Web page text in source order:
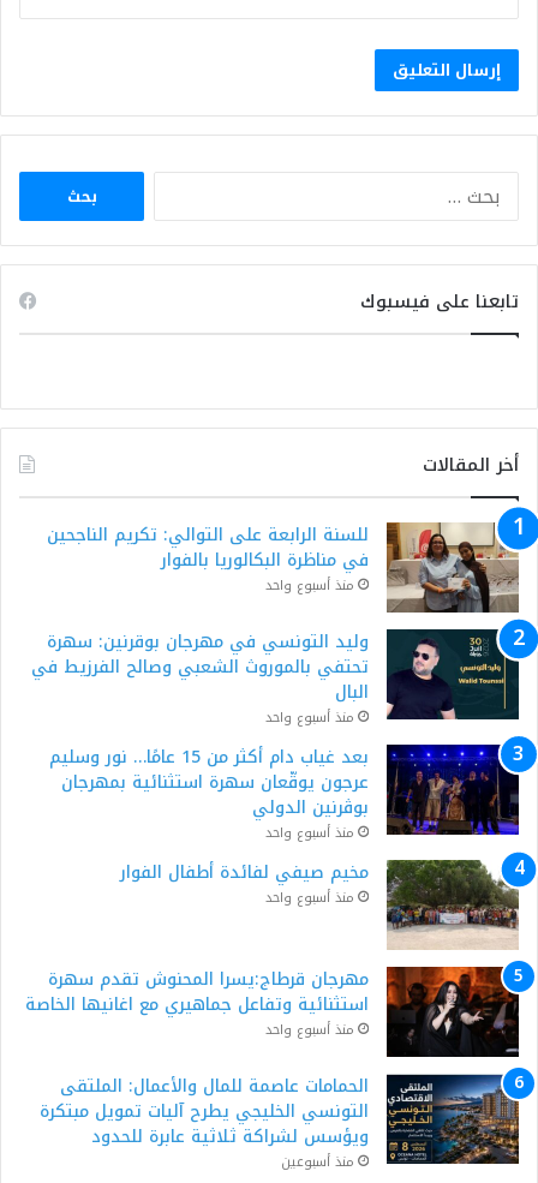
البحث
تابعنا على فيسبوك
أخر المقالات
للسنة الرابعة على التوالي: تكريم الناجحين
في مناظرة البكالوريا بالفوار
منذ أسبوع واحد
وليد التونسي في مهرجان بوقرنين: سهرة
تحتفي بالموروث الشعبي وصالح الفرزيط في
البال
منذ أسبوع واحد
بعد غياب دام أكثر من 15 عامًا… نور وسليم
عرجون يوقّعان سهرة استثنائية بمهرجان
بوڨرنين الدولي
منذ أسبوع واحد
مخيم صيفي لفائدة أطفال الفوار
منذ أسبوع واحد
مهرجان قرطاج:يسرا المحنوش تقدم سهرة
استثنائية وتفاعل جماهيري مع اغانيها الخاصة
منذ أسبوع واحد
الحمامات عاصمة للمال والأعمال: الملتقى
التونسي الخليجي يطرح آليات تمويل مبتكرة
ويؤسس لشراكة ثلاثية عابرة للحدود
منذ أسبوعين